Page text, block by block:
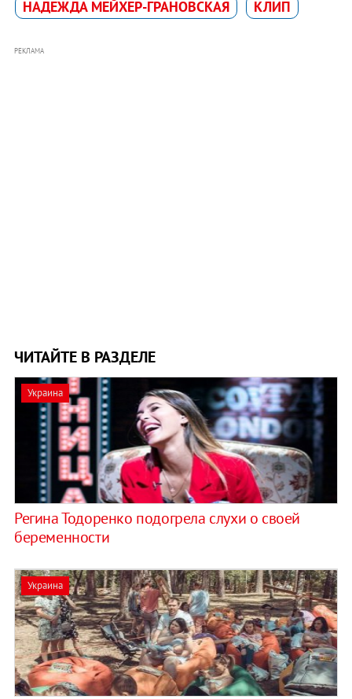
НАДЕЖДА МЕЙХЕР-ГРАНОВСКАЯ КЛИП
РЕКЛАМА
ЧИТАЙТЕ В РАЗДЕЛЕ
Украина
Регина Тодоренко подогрела слухи о своей
беременности
Украина